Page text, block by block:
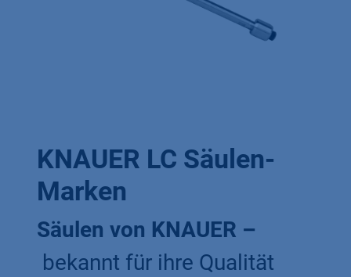
KNAUER LC Säulen-
Marken
Säulen von KNAUER –
bekannt für ihre Qualität